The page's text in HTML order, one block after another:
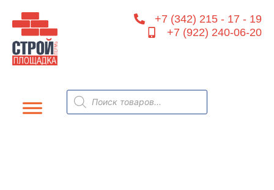
содержимому
+7 (342) 215 - 17 - 19
+7 (922) 240-06-20
Поиск
товаров